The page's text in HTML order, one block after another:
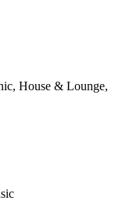
House & Lounge,